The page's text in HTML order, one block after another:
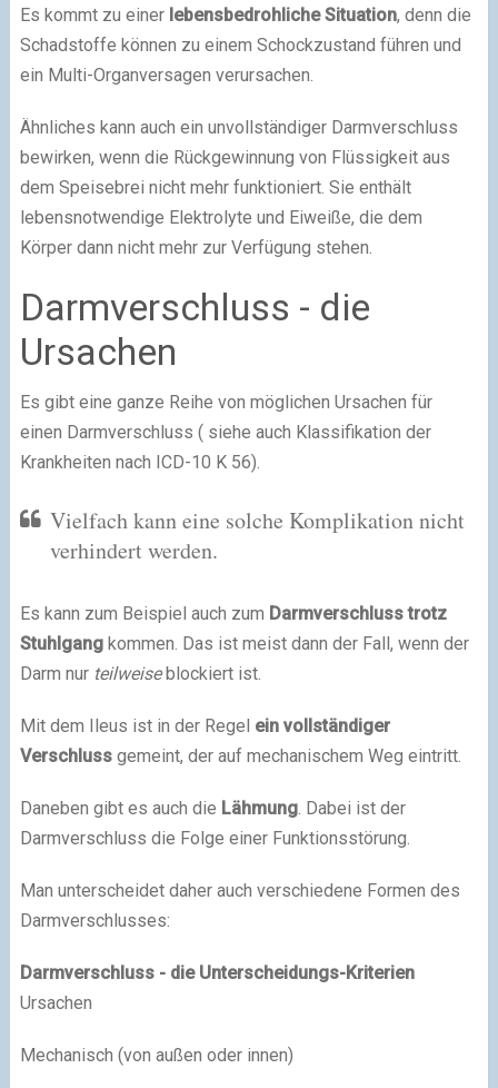
Es kommt zu einer lebensbedrohliche Situation, denn die
Schadstoffe können zu einem Schockzustand führen und
ein Multi-Organversagen verursachen.
Ähnliches kann auch ein unvollständiger Darmverschluss
bewirken, wenn die Rückgewinnung von Flüssigkeit aus
dem Speisebrei nicht mehr funktioniert. Sie enthält
lebensnotwendige Elektrolyte und Eiweiße, die dem
Körper dann nicht mehr zur Verfügung stehen.
Darmverschluss - die
Ursachen
Es gibt eine ganze Reihe von möglichen Ursachen für
einen Darmverschluss ( siehe auch Klassifikation der
Krankheiten nach ICD-10 K 56).
Vielfach kann eine solche Komplikation nicht
verhindert werden.
Es kann zum Beispiel auch zum Darmverschluss trotz
Stuhlgangkommen. Das ist meist dann der Fall, wenn der
Darm nur teilweiseblockiert ist.
Mit dem Ileus ist in der Regel ein vollständiger
Verschlussgemeint, der auf mechanischem Weg eintritt.
Daneben gibt es auch die Lähmung. Dabei ist der
Darmverschluss die Folge einer Funktionsstörung.
Man unterscheidet daher auch verschiedene Formen des
Darmverschlusses:
Darmverschluss - die Unterscheidungs-Kriterien
Ursachen
Mechanisch (von außen oder innen)